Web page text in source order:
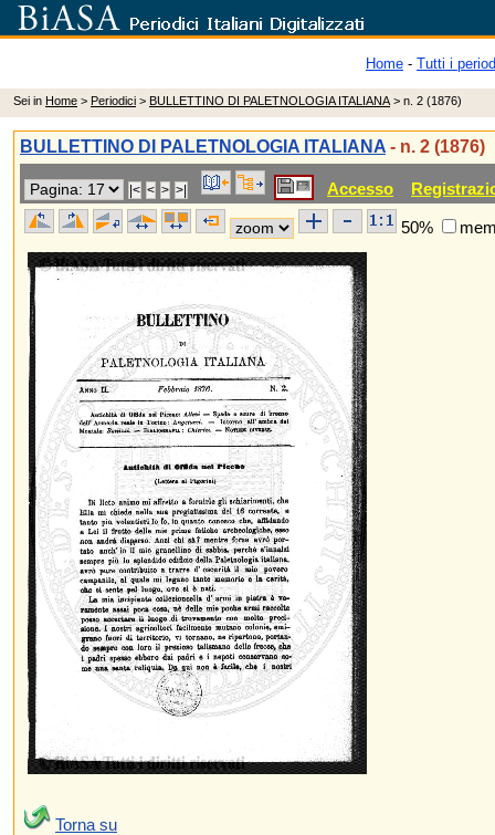
Home - Tutti i
Sei in Home > Periodici > BULLETTINO DI PALETNOLOGIA ITALIANA > n. 2 (1876)
BULLETTINO DI PALETNOLOGIA ITALIANA - n. 2 (1876)
Accesso
50%
Torna su